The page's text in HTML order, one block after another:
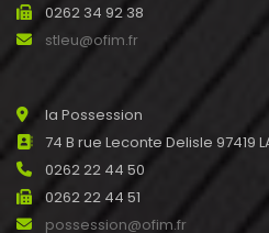
0262 34 92 38
stleu@ofim.fr
la Possession
74 B rue Leconte Delisle 97419
0262 22 44 50
0262 22 44 51
possession@ofim.fr